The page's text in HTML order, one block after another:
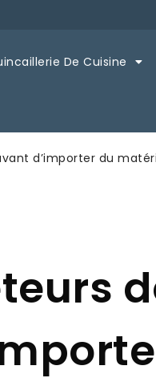
De Cuisine
d’importer du